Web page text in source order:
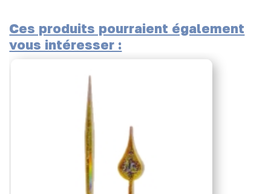
Ces produits pourraient également
vous intéresser :